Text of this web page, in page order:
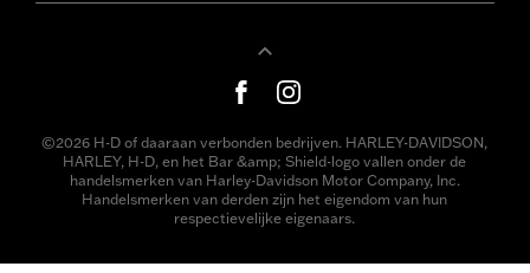
©2026 H-D of daaraan verbonden bedrijven. HARLEY-DAVIDSON,
HARLEY, H-D, en het Bar &amp; Shield-logo vallen onder de
handelsmerken van Harley-Davidson Motor Company, Inc.
Handelsmerken van derden zijn het eigendom van hun
respectievelijke eigenaars.